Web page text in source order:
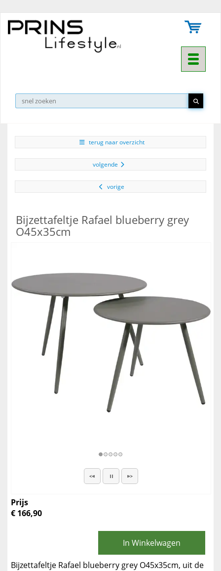
Toggle
▼
terug naar overzicht
volgende
vorige
Bijzettafeltje Rafael blueberry grey
O45x35cm
Prijs
€ 166,90
In Winkelwagen
Bijzettafeltje Rafael blueberry grey O45x35cm, uit de